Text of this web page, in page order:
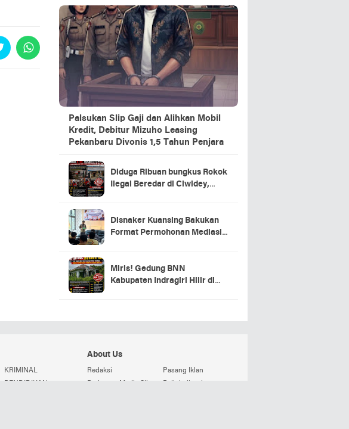
Palsukan Slip Gaji dan Alihkan Mobil
Kredit, Debitur Mizuho Leasing
Pekanbaru Divonis 1,5 Tahun Penjara
Diduga Ribuan bungkus Rokok
Ilegal Beredar di Ciwidey,
Pulau Jawa
Disnaker Kuansing Bakukan
Format Permohonan Mediasi,
Miris! Gedung BNN
Kabupaten Indragiri Hilir di
KRIMINAL
About Us
Redaksi
Pasang Iklan